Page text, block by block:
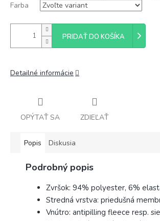
Farba
PRIDAŤ DO KOŠÍKA
Detailné informácie
OPÝTAŤ SA ZDIEĽAŤ
Popis Diskusia
Podrobný popis
Zvršok: 94% polyester, 6%
Stredná vrstva: priedušná
Vnútro: antipilling fleece resp.